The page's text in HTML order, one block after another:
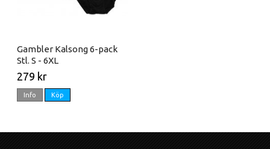
Gambler Kalsong 6-pack
Stl. S - 6XL
279 kr
Info Köp